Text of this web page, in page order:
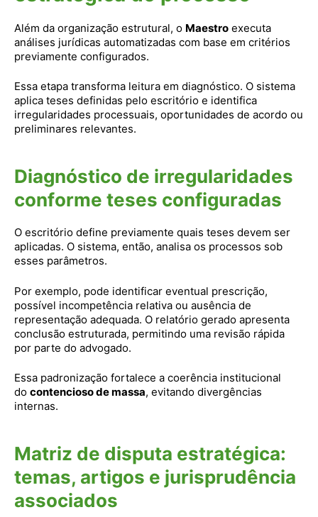
Além da organização estrutural, o Maestro executa
análises jurídicas automatizadas com base em critérios
previamente configurados.
Essa etapa transforma leitura em diagnóstico. O sistema
aplica teses definidas pelo escritório e identifica
irregularidades processuais, oportunidades de acordo ou
preliminares relevantes.
Diagnóstico de irregularidades
conforme teses configuradas
O escritório define previamente quais teses devem ser
aplicadas. O sistema, então, analisa os processos sob
esses parâmetros.
Por exemplo, pode identificar eventual prescrição,
possível incompetência relativa ou ausência de
representação adequada. O relatório gerado apresenta
conclusão estruturada, permitindo uma revisão rápida
por parte do advogado.
Essa padronização fortalece a coerência institucional
do contencioso de massa, evitando divergências
internas.
Matriz de disputa estratégica:
temas, artigos e jurisprudência
associados